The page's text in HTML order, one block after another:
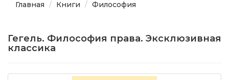
Главная Книги Философия
Гегель. Философия права. Эксклюзивная
классика